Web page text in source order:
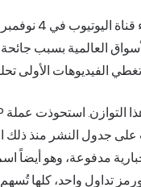
تداول واحد، كلها